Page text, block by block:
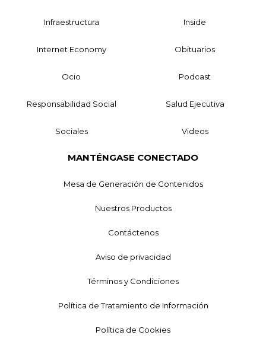
Infraestructura Inside
Internet Economy Obituarios
Ocio Podcast
Responsabilidad Social Salud Ejecutiva
Sociales Videos
MANTÉNGASE CONECTADO
Mesa de Generación de Contenidos
Nuestros Productos
Contáctenos
Aviso de privacidad
Términos y Condiciones
Política de Tratamiento de Información
Política de Cookies